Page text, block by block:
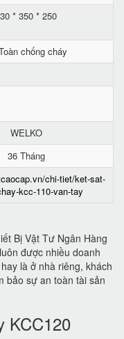
* 350 * 250
chống cháy
WELKO
36 Tháng
chi-tiet/ket-sat-
kcc-110-van-tay
Bị Vật Tư Ngân Hàng
được nhiều doanh
là ở nhà riêng, khách
bảo sự an toàn tài sản
KCC120